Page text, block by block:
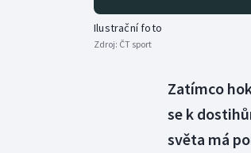
Ilustrační foto
Zdroj: ČT sport
Zatímco
se k
světa má